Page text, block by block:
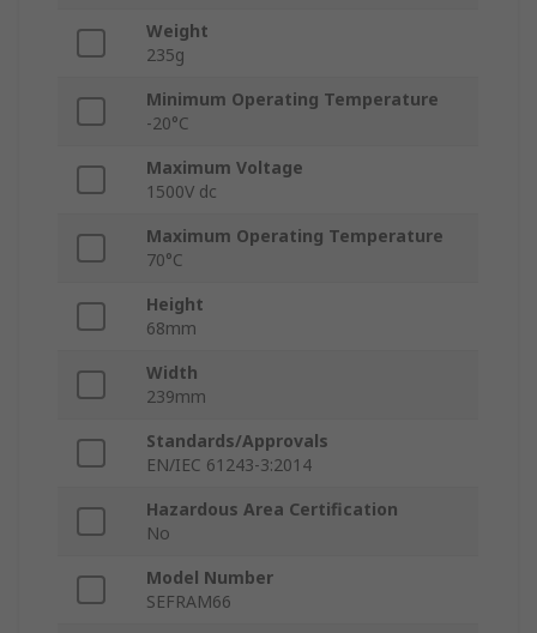
Weight
235g
Minimum Operating Temperature
-20°C
Maximum Voltage
1500V dc
Maximum Operating Temperature
70°C
Height
68mm
Width
239mm
Standards/Approvals
EN/IEC 61243-3:2014
Hazardous Area Certification
No
Model Number
SEFRAM66